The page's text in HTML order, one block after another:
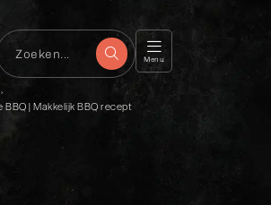
Menu
›
| Makkelijk BBQ recept